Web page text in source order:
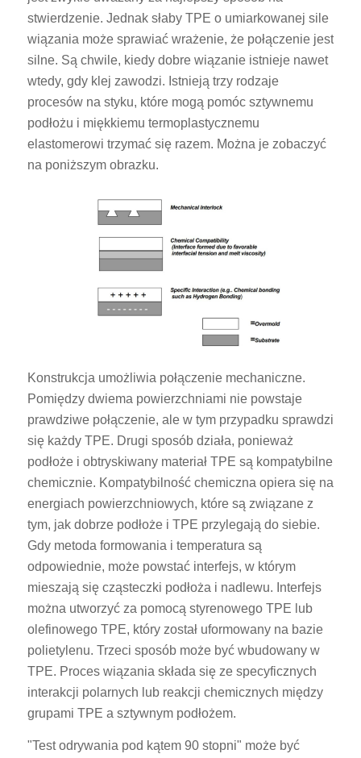
stwierdzenie. Jednak słaby TPE o umiarkowanej sile
wiązania może sprawiać wrażenie, że połączenie jest
silne. Są chwile, kiedy dobre wiązanie istnieje nawet
wtedy, gdy klej zawodzi. Istnieją trzy rodzaje
procesów na styku, które mogą pomóc sztywnemu
podłożu i miękkiemu termoplastycznemu
elastomerowi trzymać się razem. Można je zobaczyć
na poniższym obrazku.
Konstrukcja umożliwia połączenie mechaniczne.
Pomiędzy dwiema powierzchniami nie powstaje
prawdziwe połączenie, ale w tym przypadku sprawdzi
się każdy TPE. Drugi sposób działa, ponieważ
podłoże i obtryskiwany materiał TPE są kompatybilne
chemicznie. Kompatybilność chemiczna opiera się na
energiach powierzchniowych, które są związane z
tym, jak dobrze podłoże i TPE przylegają do siebie.
Gdy metoda formowania i temperatura są
odpowiednie, może powstać interfejs, w którym
mieszają się cząsteczki podłoża i nadlewu. Interfejs
można utworzyć za pomocą styrenowego TPE lub
olefinowego TPE, który został uformowany na bazie
polietylenu. Trzeci sposób może być wbudowany w
TPE. Proces wiązania składa się ze specyficznych
interakcji polarnych lub reakcji chemicznych między
grupami TPE a sztywnym podłożem.
"Test odrywania pod kątem 90 stopni" może być